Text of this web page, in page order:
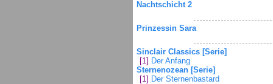
Nachtschicht 2
Prinzessin Sara
Sinclair Classics [Serie]
[1] Der Anfang
Sternenozean [Serie]
[1] Der Sternenbastard